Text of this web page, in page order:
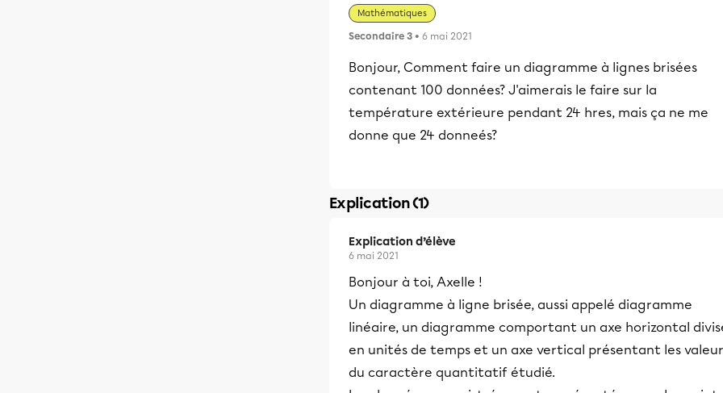
Mathématiques
Secondaire 3 • 6 mai 2021
Bonjour, Comment faire un diagramme à lignes brisées
contenant 100 données? J'aimerais le faire sur la
température extérieure pendant 24 hres, mais ça ne me
donne que 24 donneés?
Explication (1)
Explication d’élève
6 mai 2021
Bonjour à toi, Axelle !
Un diagramme à ligne brisée, aussi appelé diagramme
linéaire, un diagramme comportant un axe horizontal
en unités de temps et un axe vertical présentant les
du caractère quantitatif étudié.